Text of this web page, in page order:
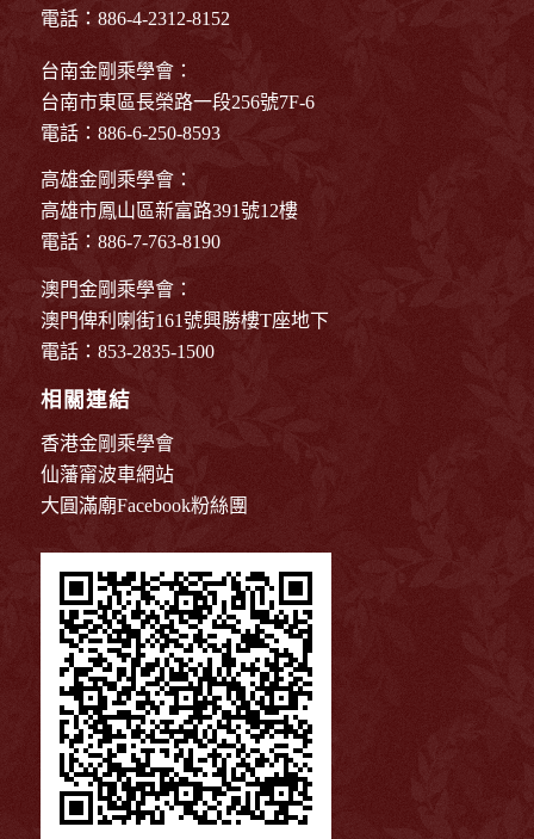
電話：886-4-2312-8152
台南金剛乘學會：
台南市東區長榮路一段256號7F-6
電話：886-6-250-8593
高雄金剛乘學會：
高雄市鳳山區新富路391號12樓
電話：886-7-763-8190
澳門金剛乘學會：
澳門俾利喇街161號興勝樓T座地下
電話：853-2835-1500
相關連結
香港金剛乘學會
仙藩甯波車網站
大圓滿廟Facebook粉絲團